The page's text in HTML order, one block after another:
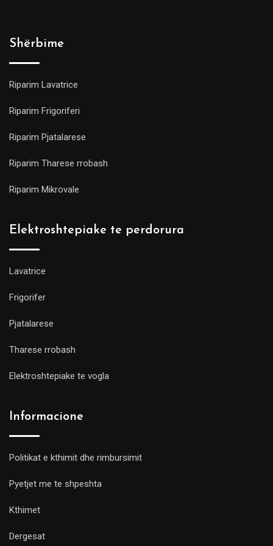
Shërbime
Riparim Lavatrice
Riparim Frigoriferi
Riparim Pjatalarese
Riparim Tharese rrobash
Riparim Mikrovale
Elektroshtepiake te perdorura
Lavatrice
Frigorifer
Pjatalarese
Tharese rrobash
Elektroshtepiake te vogla
Informacione
Politikat e kthimit dhe rimbursimit
Pyetjet me te shpeshta
Kthimet
Dergesat